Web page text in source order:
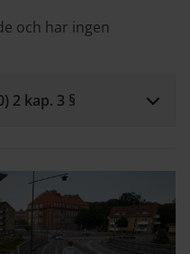
och har ingen
2 kap. 3 §